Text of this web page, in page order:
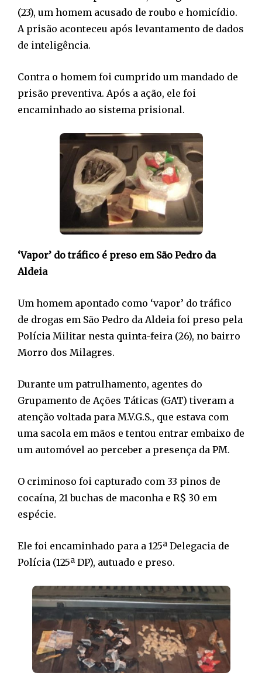
(23), um homem acusado de roubo e homicídio.
A prisão aconteceu após levantamento de dados
de inteligência.
Contra o homem foi cumprido um mandado de
prisão preventiva. Após a ação, ele foi
encaminhado ao sistema prisional.
‘Vapor’ do tráfico é preso em São Pedro da
Aldeia
Um homem apontado como ‘vapor’ do tráfico
de drogas em São Pedro da Aldeia foi preso pela
Polícia Militar nesta quinta-feira (26), no bairro
Morro dos Milagres.
Durante um patrulhamento, agentes do
Grupamento de Ações Táticas (GAT) tiveram a
atenção voltada para M.V.G.S., que estava com
uma sacola em mãos e tentou entrar embaixo de
um automóvel ao perceber a presença da PM.
O criminoso foi capturado com 33 pinos de
cocaína, 21 buchas de maconha e R$ 30 em
espécie.
Ele foi encaminhado para a 125ª Delegacia de
Polícia (125ª DP), autuado e preso.